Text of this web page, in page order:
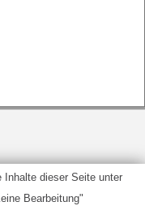
Inhalte dieser Seite unter